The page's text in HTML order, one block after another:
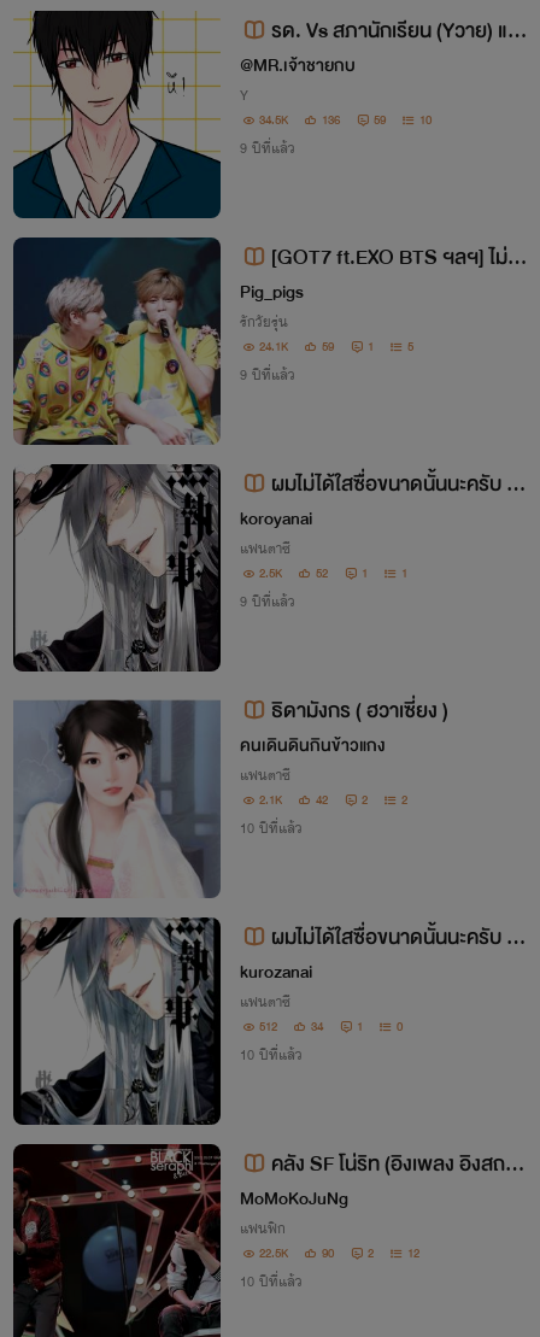
รด. Vs สภานักเรียน (Yวาย) แก๊
งรด.สุดซ่ากับสภานักเรียนสุดเถื่อน
@MR.เจ้าชายกบ
Y
34.5K 136 59 10
9 ปีที่แล้ว
[GOT7 ft.EXO BTS ฯลฯ] ไม่รั
กไหวเหรอ?( MarkBam ft.BN JJ ฯ
ลฯ )
Pig_pigs
รักวัยรุ่น
24.1K 59 1 5
9 ปีที่แล้ว
ผมไม่ได้ใสซื่อขนาดนั้นนะครับ B
L
koroyanai
แฟนตาซี
2.5K 52 1 1
9 ปีที่แล้ว
ธิดามังกร ( ฮวาเซี่ยง )
คนเดินดินกินข้าวแกง
แฟนตาซี
2.1K 42 2 2
10 ปีที่แล้ว
ผมไม่ได้ใสซื่อขนาดนั้นนะครับ B
L
kurozanai
แฟนตาซี
512 34 1 0
10 ปีที่แล้ว
คลัง SF โน่ริท (อิงเพลง อิงสถาน
การณ์ ฯลฯ)
MoMoKoJuNg
แฟนฟิก
22.5K 90 2 12
10 ปีที่แล้ว